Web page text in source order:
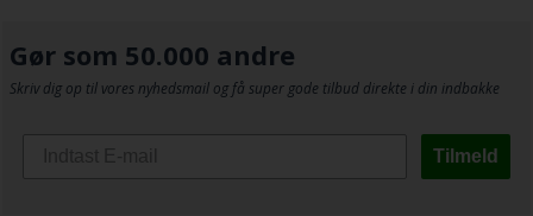
Gør som 50.000 andre
Skriv dig op til vores nyhedsmail og få super gode tilbud direkte i din indbakke
Tilmeld